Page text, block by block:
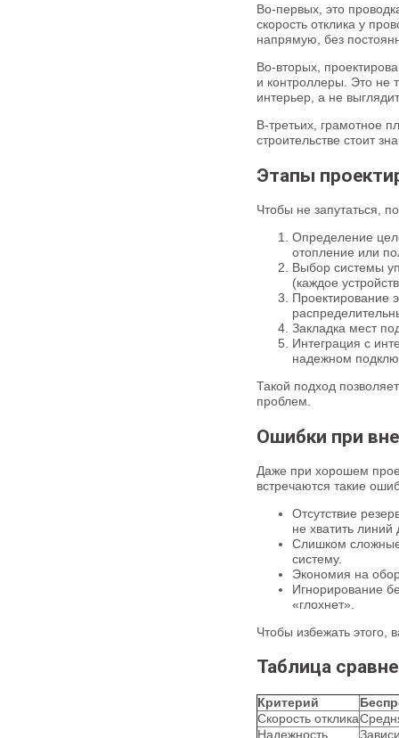
Во-первых, это
скорость отклика у
напрямую, без
Во-вторых,
и контроллеры. Это не
интерьер, а не
В-третьих, грамотное
строительстве стоит
Этапы
Чтобы не запутаться,
Определение
отопление или
Выбор системы
(каждое
Проектирование
Закладка мест
Интеграция с
надежном
Такой подход
проблем.
Ошибки при
Даже при хорошем
встречаются такие
Отсутствие
не хватить
Слишком сложные
систему.
Экономия на
Игнорирование
«глохнет».
Чтобы избежать этого,
Таблица
Критерий
Скорость отклика
Надежность